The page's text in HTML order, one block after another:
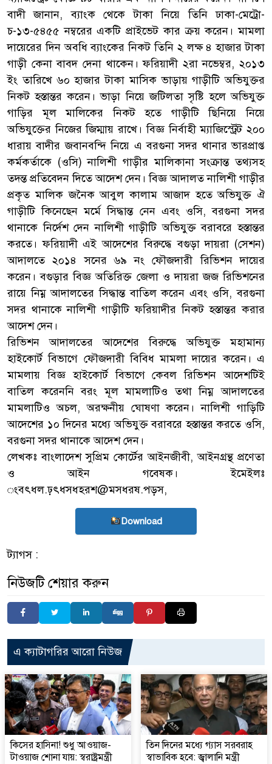
বাদী জানান, ব্যাংক থেকে টাকা নিয়ে তিনি ঢাকা-মেট্রো-
চ-১৩-৫৪৫৫ নম্বরের একটি প্রাইভেট কার ক্রয় করেন। মামলা
দায়েরের দিন অবধি ব্যাংকের নিকট তিনি ২ লক্ষ ৪ হাজার টাকা
গাড়ী কেনা বাবদ দেনা থাকেন। ফরিয়াদী ২রা নভেম্বর, ২০১৩
ইং তারিখে ৬০ হাজার টাকা মাসিক ভাড়ায় গাড়ীটি অভিযুক্তর
নিকট হস্তান্তর করেন। ভাড়া নিয়ে জটিলতা সৃষ্টি হলে অভিযুক্ত
গাড়ির মূল মালিকের নিকট হতে গাড়ীটি ছিনিয়ে নিয়ে
অভিযুক্তের নিজের জিম্মায় রাখে। বিজ্ঞ নির্বাহী ম্যাজিস্ট্রেট ২০০
ধারায় বাদীর জবানবন্দি নিয়ে এ বরগুনা সদর থানার ভারপ্রাপ্ত
কর্মকর্তাকে (ওসি) নালিশী গাড়ীর মালিকানা সংক্রান্ত তথ্যসহ
তদন্ত প্রতিবেদন দিতে আদেশ দেন। বিজ্ঞ আদালত নালিশী গাড়ীর
প্রকৃত মালিক জনৈক আবুল কালাম আজাদ হতে অভিযুক্ত ঐ
গাড়ীটি কিনেছেন মর্মে সিদ্ধান্ত নেন এবং ওসি, বরগুনা সদর
থানাকে নির্দেশ দেন নালিশী গাড়ীটি অভিযুক্ত বরাবরে হস্তান্তর
করতে। ফরিয়াদী এই আদেশের বিরুদ্ধে বগুড়া দায়রা (সেশন)
আদালতে ২০১৪ সনের ৬৯ নং ফৌজদারী রিভিশন দায়ের
করেন। বগুড়ার বিজ্ঞ অতিরিক্ত জেলা ও দায়রা জজ রিভিশনের
রায়ে নিম্ন আদালতের সিদ্ধান্ত বাতিল করেন এবং ওসি, বরগুনা
সদর থানাকে নালিশী গাড়ীটি ফরিয়াদীর নিকট হস্তান্তর করার
আদেশ দেন।
রিভিশন আদালতের আদেশের বিরুদ্ধে অভিযুক্ত মহামান্য
হাইকোর্ট বিভাগে ফৌজদারী বিবিধ মামলা দায়ের করেন। এ
মামলায় বিজ্ঞ হাইকোর্ট বিভাগে কেবল রিভিশন আদেশটিই
বাতিল করেননি বরং মূল মামলাটিও তথা নিম্ন আদালতের
মামলাটিও অচল, অরক্ষনীয় ঘোষণা করেন। নালিশী গাড়িটি
আদেশের ১০ দিনের মধ্যে অভিযুক্ত বরাবরে হস্তান্তর করতে ওসি,
বরগুনা সদর থানাকে আদেশ দেন।
লেখকঃ বাংলাদেশ সুপ্রিম কোর্টের আইনজীবী, আইনগ্রন্থ প্রণেতা
ও আইন গবেষক। ইমেইলঃ
ংবৎধল.ঢ়ৎধসধহরশ@মসধরষ.পড়স,
Download
ট্যাগস :
নিউজটি শেয়ার করুন
এ ক্যাটাগরির আরো নিউজ
কিসের হাসিনা! শুধু আওয়াজ-
টাওয়াজ শোনা যায়: স্বরাষ্ট্রমন্ত্রী
তিন দিনের মধ্যে গ্যাস সরবরাহ
স্বাভাবিক হবে: জ্বালানি মন্ত্রী